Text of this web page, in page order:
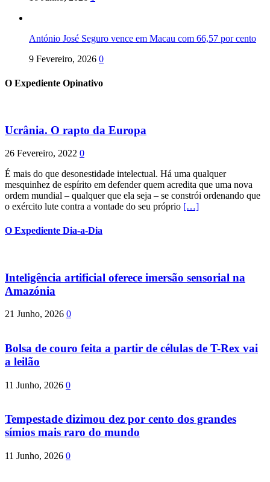
António José Seguro vence em Macau com 66,57 por cento
9 Fevereiro, 2026 0
O Expediente Opinativo
Ucrânia. O rapto da Europa
26 Fevereiro, 2022 0
É mais do que desonestidade intelectual. Há uma qualquer
mesquinhez de espírito em defender quem acredita que uma nova
ordem mundial – qualquer que ela seja – se constrói ordenando que
o exército lute contra a vontade do seu próprio […]
O Expediente Dia-a-Dia
Inteligência artificial oferece imersão sensorial na
Amazónia
21 Junho, 2026 0
Bolsa de couro feita a partir de células de T-Rex vai
a leilão
11 Junho, 2026 0
Tempestade dizimou dez por cento dos grandes
símios mais raro do mundo
11 Junho, 2026 0